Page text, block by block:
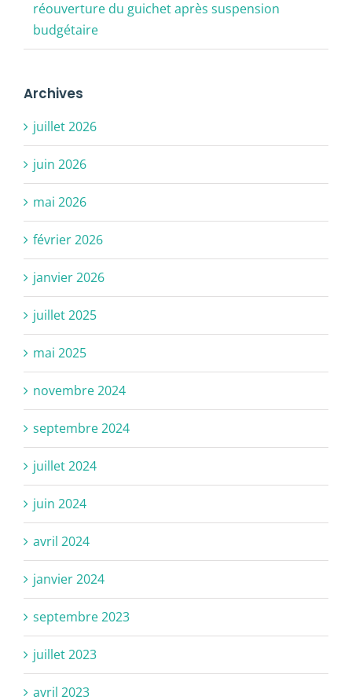
réouverture du guichet après suspension
budgétaire
Archives
juillet 2026
juin 2026
mai 2026
février 2026
janvier 2026
juillet 2025
mai 2025
novembre 2024
septembre 2024
juillet 2024
juin 2024
avril 2024
janvier 2024
septembre 2023
juillet 2023
avril 2023